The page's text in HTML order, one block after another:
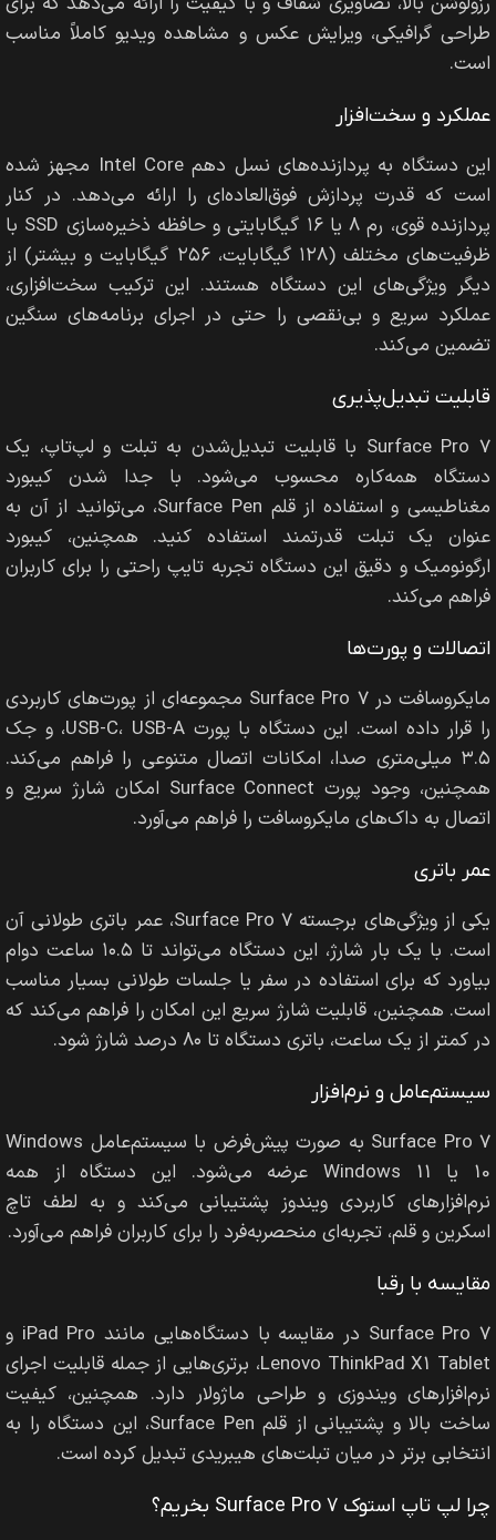
طراحی گرافیکی، ویرایش عکس و مشاهده ویدیو کاملاً مناسب
است.
عملکرد و سخت‌افزار
این دستگاه به پردازنده‌های نسل دهم Intel Core مجهز شده
است که قدرت پردازش فوق‌العاده‌ای را ارائه می‌دهد. در کنار
پردازنده قوی، رم ۸ یا ۱۶ گیگابایتی و حافظه ذخیره‌سازی SSD با
ظرفیت‌های مختلف (۱۲۸ گیگابایت، ۲۵۶ گیگابایت و بیشتر) از
دیگر ویژگی‌های این دستگاه هستند. این ترکیب سخت‌افزاری،
عملکرد سریع و بی‌نقصی را حتی در اجرای برنامه‌های سنگین
تضمین می‌کند.
قابلیت تبدیل‌پذیری
Surface Pro 7 با قابلیت تبدیل‌شدن به تبلت و لپ‌تاپ، یک
دستگاه همه‌کاره محسوب می‌شود. با جدا شدن کیبورد
مغناطیسی و استفاده از قلم Surface Pen، می‌توانید از آن به
عنوان یک تبلت قدرتمند استفاده کنید. همچنین، کیبورد
ارگونومیک و دقیق این دستگاه تجربه تایپ راحتی را برای کاربران
فراهم می‌کند.
اتصالات و پورت‌ها
مایکروسافت در Surface Pro 7 مجموعه‌ای از پورت‌های کاربردی
را قرار داده است. این دستگاه با پورت USB-C، USB-A، و جک
۳.۵ میلی‌متری صدا، امکانات اتصال متنوعی را فراهم می‌کند.
همچنین، وجود پورت Surface Connect امکان شارژ سریع و
اتصال به داک‌های مایکروسافت را فراهم می‌آورد.
عمر باتری
یکی از ویژگی‌های برجسته Surface Pro 7، عمر باتری طولانی آن
است. با یک بار شارژ، این دستگاه می‌تواند تا ۱۰.۵ ساعت دوام
بیاورد که برای استفاده در سفر یا جلسات طولانی بسیار مناسب
است. همچنین، قابلیت شارژ سریع این امکان را فراهم می‌کند که
در کمتر از یک ساعت، باتری دستگاه تا ۸۰ درصد شارژ شود.
سیستم‌عامل و نرم‌افزار
Surface Pro 7 به صورت پیش‌فرض با سیستم‌عامل Windows
10 یا Windows 11 عرضه می‌شود. این دستگاه از همه
نرم‌افزارهای کاربردی ویندوز پشتیبانی می‌کند و به لطف تاچ
اسکرین و قلم، تجربه‌ای منحصربه‌فرد را برای کاربران فراهم می‌آورد.
مقایسه با رقبا
Surface Pro 7 در مقایسه با دستگاه‌هایی مانند iPad Pro و
Lenovo ThinkPad X1 Tablet، برتری‌هایی از جمله قابلیت اجرای
نرم‌افزارهای ویندوزی و طراحی ماژولار دارد. همچنین، کیفیت
ساخت بالا و پشتیبانی از قلم Surface Pen، این دستگاه را به
انتخابی برتر در میان تبلت‌های هیبریدی تبدیل کرده است.
چرا لپ تاپ استوک Surface Pro 7 بخریم؟